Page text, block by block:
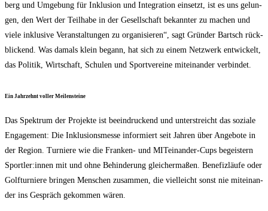
berg und Umge­bung für Inklu­si­on und Inte­gra­ti­on ein­setzt, ist es uns gelun­
gen, den Wert der Teil­ha­be in der Gesell­schaft bekann­ter zu machen und
vie­le inklu­si­ve Ver­an­stal­tun­gen zu orga­ni­sie­ren“, sagt Grün­der Bartsch rück­
bli­ckend. Was damals klein begann, hat sich zu einem Netz­werk ent­wi­ckelt,
das Poli­tik, Wirt­schaft, Schu­len und Sport­ver­ei­ne mit­ein­an­der verbindet.
Ein Jahr­zehnt vol­ler Meilensteine
Das Spek­trum der Pro­jek­te ist beein­dru­ckend und unter­streicht das sozia­le
Enga­ge­ment: Die Inklu­si­ons­mes­se infor­miert seit Jah­ren über Ange­bo­te in
der Regi­on. Tur­nie­re wie die Fran­ken- und MIT­ein­an­der-Cups begeis­tern
Sportler:innen mit und ohne Behin­de­rung glei­cher­ma­ßen. Bene­fiz­läu­fe oder
Golf­tur­nie­re brin­gen Men­schen zusam­men, die viel­leicht sonst nie mit­ein­an­
der ins Gespräch gekom­men wären.